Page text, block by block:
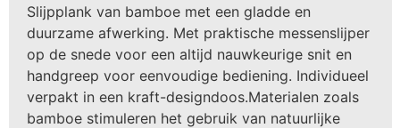
Slijpplank van bamboe met een gladde en
duurzame afwerking. Met praktische messenslijper
op de snede voor een altijd nauwkeurige snit en
handgreep voor eenvoudige bediening. Individueel
verpakt in een kraft-designdoos.Materialen zoals
bamboe stimuleren het gebruik van natuurlijke